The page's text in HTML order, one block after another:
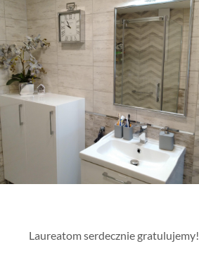
Laureatom serdecznie gratulujemy!